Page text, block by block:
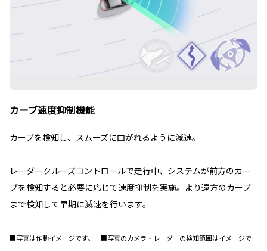
カーブ速度抑制機能
カーブを検知し、スムーズに曲がれるように減速。
レーダークルーズコントロールで走行中、システムが前方のカー
ブを検知すると必要に応じて速度抑制を実施。より遠方のカーブ
まで検知して早期に減速を行います。
■写真は作動イメージです。 ■写真のカメラ・レーダーの検知範囲はイメージで